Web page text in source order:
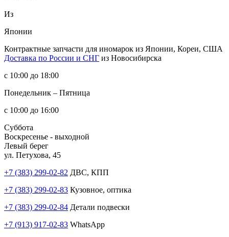
Из
Японии
Контрактные запчасти для иномарок из Японии, Кореи, США
Доставка по России и СНГ из Новосибирска
с 10:00 до 18:00
Понедельник – Пятница
с 10:00 до 16:00
Суббота
Воскресенье - выходной
Левый берег
ул. Петухова, 45
+7 (383) 299-02-82 ДВС, КПП
+7 (383) 299-02-83 Кузовное, оптика
+7 (383) 299-02-84 Детали подвески
+7 (913) 917-02-83 WhatsApp